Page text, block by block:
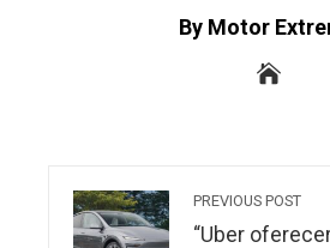
By Motor
PREVIOUS POST
“Uber